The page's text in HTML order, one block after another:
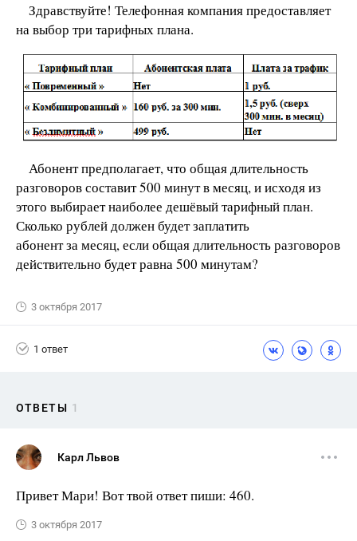
Здравствуйте! Телефонная компания предоставляет
на выбор три тарифных плана.
Абонент предполагает, что общая длительность
разговоров составит 500 минут в месяц, и исходя из
этого выбирает наиболее дешёвый тарифный план.
Сколько рублей должен будет заплатить
абонент за месяц, если общая длительность разговоров
действительно будет равна 500 минутам?
3 октября 2017
1 ответ
ОТВЕТЫ 1
Карл Львов
Привет Мари! Вот твой ответ пиши: 460.
3 октября 2017